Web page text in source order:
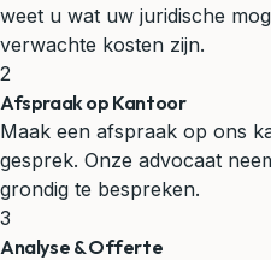
weet u wat uw juridische
verwachte kosten zijn.
2
Afspraak op Kantoor
Maak een afspraak op ons
gesprek. Onze advocaat
grondig te bespreken.
3
Analyse & Offerte